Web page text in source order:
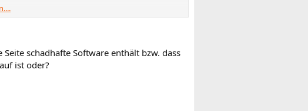
.
schadhafte Software enthält bzw. dass
ist oder?